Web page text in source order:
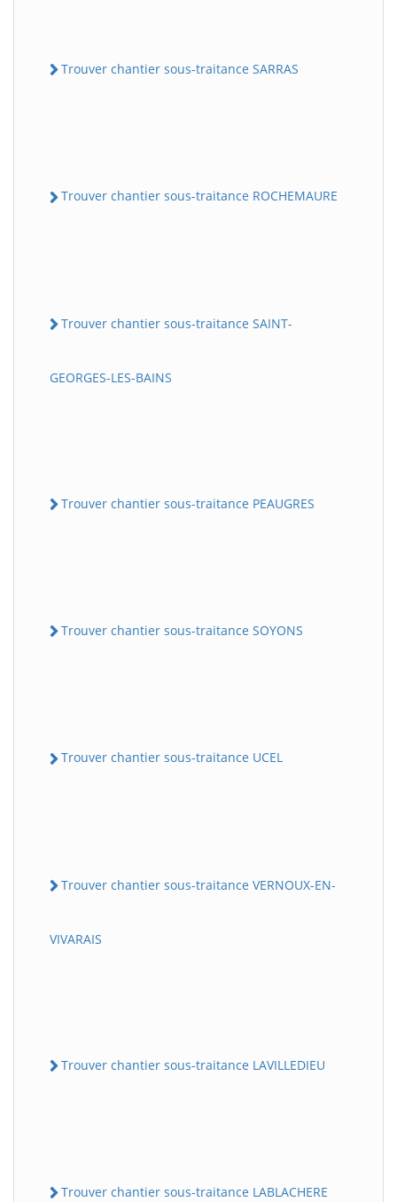
Trouver chantier sous-traitance SARRAS
Trouver chantier sous-traitance ROCHEMAURE
Trouver chantier sous-traitance SAINT-
GEORGES-LES-BAINS
Trouver chantier sous-traitance PEAUGRES
Trouver chantier sous-traitance SOYONS
Trouver chantier sous-traitance UCEL
Trouver chantier sous-traitance VERNOUX-EN-
VIVARAIS
Trouver chantier sous-traitance LAVILLEDIEU
Trouver chantier sous-traitance LABLACHERE